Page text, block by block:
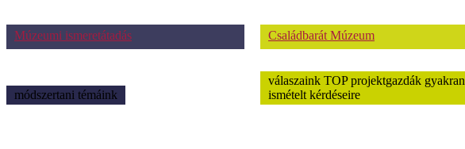
Múzeumi ismeretátadás Családbarát Múzeum
módszertani témáink
válaszaink TOP projektgazdák gyakran
ismételt kérdéseire